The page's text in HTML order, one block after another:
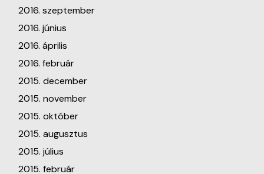
2016. szeptember
2016. június
2016. április
2016. február
2015. december
2015. november
2015. október
2015. augusztus
2015. július
2015. február